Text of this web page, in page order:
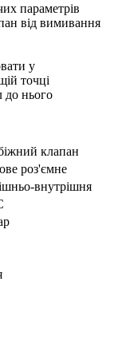
параметрів
від вимивання
у
точці
до нього
клапан
роз'ємне
внутрішня